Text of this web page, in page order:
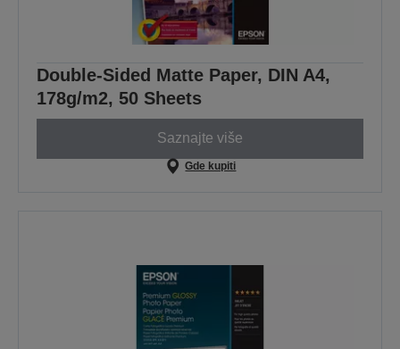
Double-Sided Matte Paper, DIN A4,
178g/m2, 50 Sheets
Saznajte više
Gde kupiti